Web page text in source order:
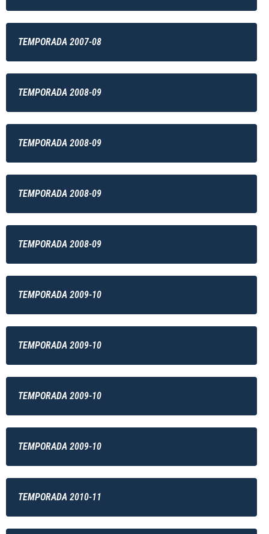
TEMPORADA 2007-08
TEMPORADA 2008-09
TEMPORADA 2008-09
TEMPORADA 2008-09
TEMPORADA 2008-09
TEMPORADA 2009-10
TEMPORADA 2009-10
TEMPORADA 2009-10
TEMPORADA 2009-10
TEMPORADA 2010-11